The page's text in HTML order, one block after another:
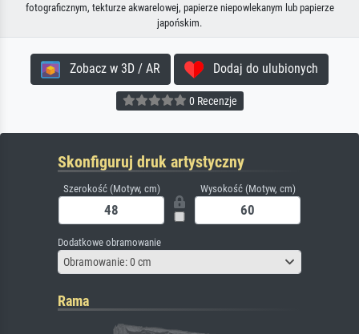
fotograficznym, tekturze akwarelowej, papierze niepowlekanym lub papierze
japońskim.
Zobacz w 3D / AR Dodaj do ulubionych
0 Recenzje
Skonfiguruj druk artystyczny
Szerokość (Motyw, cm) Wysokość (Motyw, cm)
Dodatkowe obramowanie
Obramowanie: 0 cm
Rama